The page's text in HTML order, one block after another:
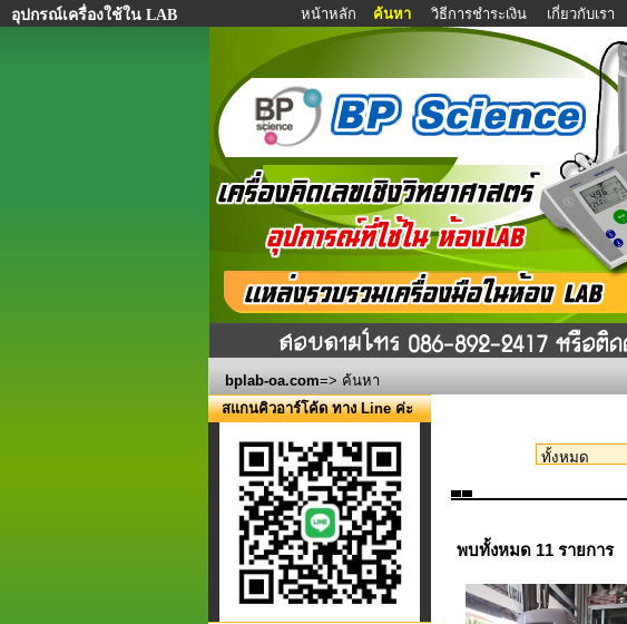
อุปกรณ์เครื่องใช้ใน LAB หน้าหลัก ค้นหา วิธีการชำระเงิน เกี่ยวกับเรา
bplab-oa.com=> ค้นหา
สแกนคิวอาร์โค้ด ทาง Line ค่ะ
พบทั้งหมด 11 รายการ